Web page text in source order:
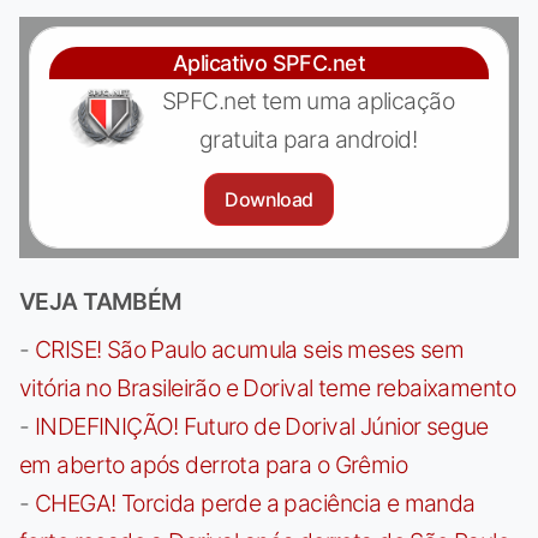
Aplicativo SPFC.net
SPFC.net tem uma aplicação
gratuita para android!
Download
VEJA TAMBÉM
- CRISE! São Paulo acumula seis meses sem
vitória no Brasileirão e Dorival teme rebaixamento
- INDEFINIÇÃO! Futuro de Dorival Júnior segue
em aberto após derrota para o Grêmio
- CHEGA! Torcida perde a paciência e manda